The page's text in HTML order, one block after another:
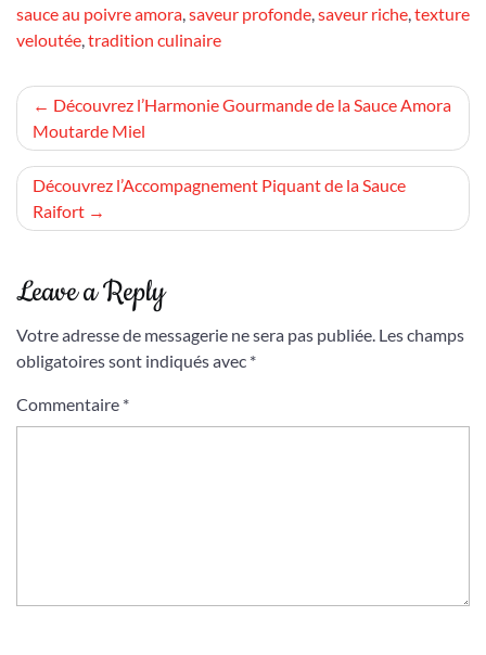
sauce au poivre amora,saveur profonde,saveur riche,texture
veloutée,tradition culinaire
Navigation
de
l’article
Découvrez l’Harmonie Gourmande de la Sauce Amora
Moutarde Miel
Découvrez l’Accompagnement Piquant de la Sauce
Raifort
Leave a Reply
Votre adresse de messagerie ne sera pas publiée. Les champs
obligatoires sont indiqués avec *
Commentaire *